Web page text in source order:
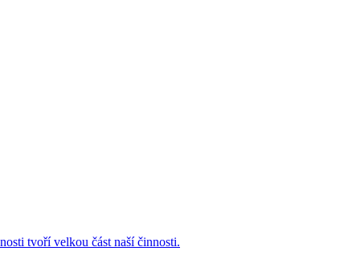
tvoří velkou část naší činnosti.